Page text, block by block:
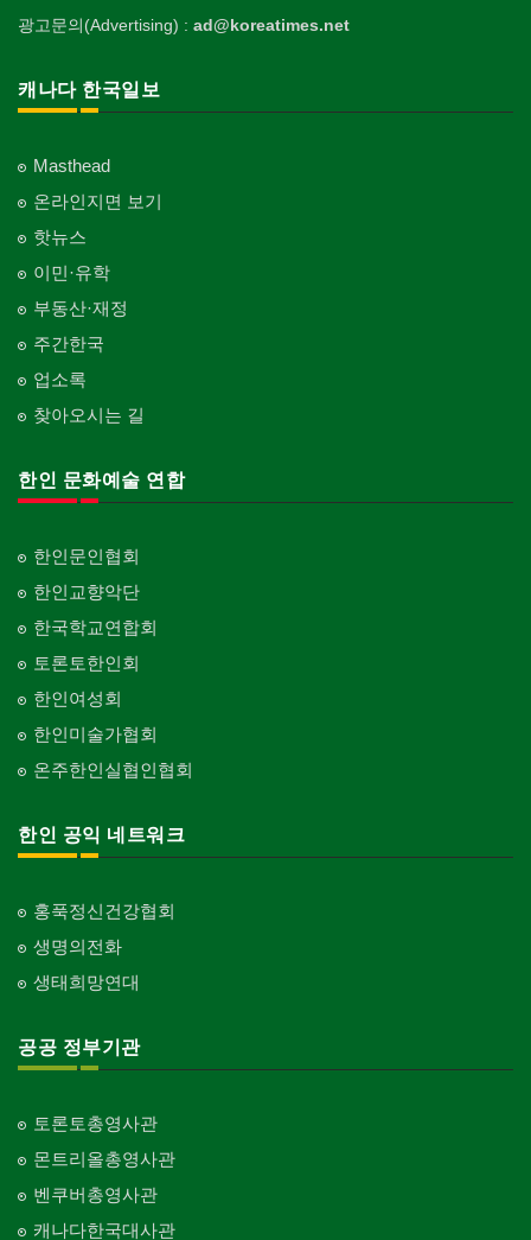
광고문의(Advertising) : ad@koreatimes.net
캐나다 한국일보
Masthead
온라인지면 보기
핫뉴스
이민·유학
부동산·재정
주간한국
업소록
찾아오시는 길
한인 문화예술 연합
한인문인협회
한인교향악단
한국학교연합회
토론토한인회
한인여성회
한인미술가협회
온주한인실협인협회
한인 공익 네트워크
홍푹정신건강협회
생명의전화
생태희망연대
공공 정부기관
토론토총영사관
몬트리올총영사관
벤쿠버총영사관
캐나다한국대사관